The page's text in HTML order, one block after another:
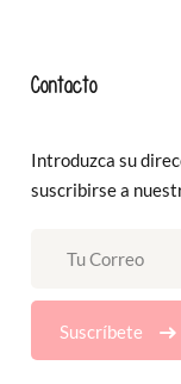
Contacto
Introduzca su
suscribirse a
Suscríbete